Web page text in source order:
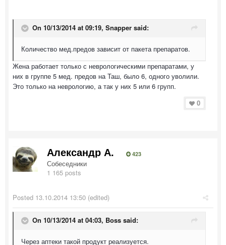
On 10/13/2014 at 09:19, Snapper said:
Количество мед.предов зависит от пакета препаратов.
Жена работает только с неврологическими препаратами, у
них в группе 5 мед. предов на Таш, было 6, одного уволили.
Это только на неврологию, а так у них 5 или 6 групп.
0
Александр А. 423
Собеседники
1 165 posts
Posted 13.10.2014 13:50 (edited)
On 10/13/2014 at 04:03, Boss said:
Через аптеки такой продукт реализуется.